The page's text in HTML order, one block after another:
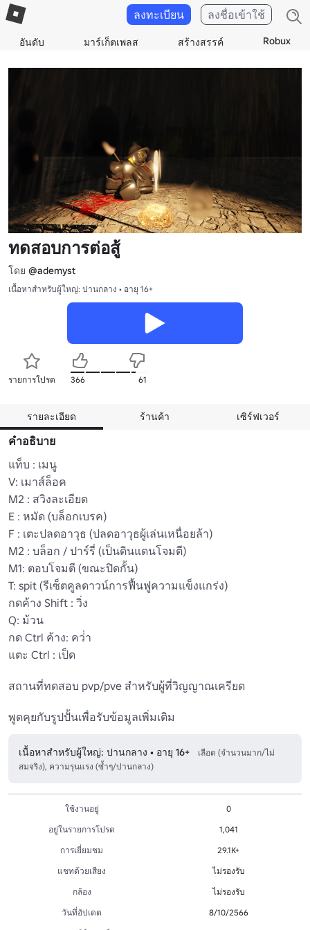
อันดับ มาร์เก็ตเพลส สร้างสรรค์ Robux
ลงทะเบียน ลงชื่อเข้าใช้
ทดสอบการต่อสู้
โดย @ademyst
เนื้อหาสำหรับผู้ใหญ่: ปานกลาง • อายุ 16+
รายการโปรด 366 61
รายละเอียด ร้านค้า เซิร์ฟเวอร์
คำอธิบาย
แท็บ : เมนู
V: เมาส์ล็อค
M2 : สวิงละเอียด
E : หมัด (บล็อกเบรค)
F : เตะปลดอาวุธ (ปลดอาวุธผู้เล่นเหนื่อยล้า)
M2 : บล็อก / ปาร์รี่ (เป็นดินแดนโจมตี)
M1: ตอบโจมตี (ขณะปิดกั้น)
T: spit (รีเซ็ตคูลดาวน์การฟื้นฟูความแข็งแกร่ง)
กดค้าง Shift : วิ่ง
Q: ม้วน
กด Ctrl ค้าง: คว่ํา
แตะ Ctrl : เป็ด
สถานที่ทดสอบ pvp/pve สําหรับผู้ที่วิญญาณเครียด
พูดคุยกับรูปปั้นเพื่อรับข้อมูลเพิ่มเติม
เนื้อหาสำหรับผู้ใหญ่: ปานกลาง • อายุ 16+
เลือด (จำนวนมาก/ไม่
สมจริง), ความรุนแรง (ซ้ำๆ/ปานกลาง)
ใช้งานอยู่
0
อยู่ในรายการโปรด
1,041
การเยี่ยมชม
29.1K+
แชทด้วยเสียง
ไม่รองรับ
กล้อง
ไม่รองรับ
วันที่อัปเดต
8/10/2566